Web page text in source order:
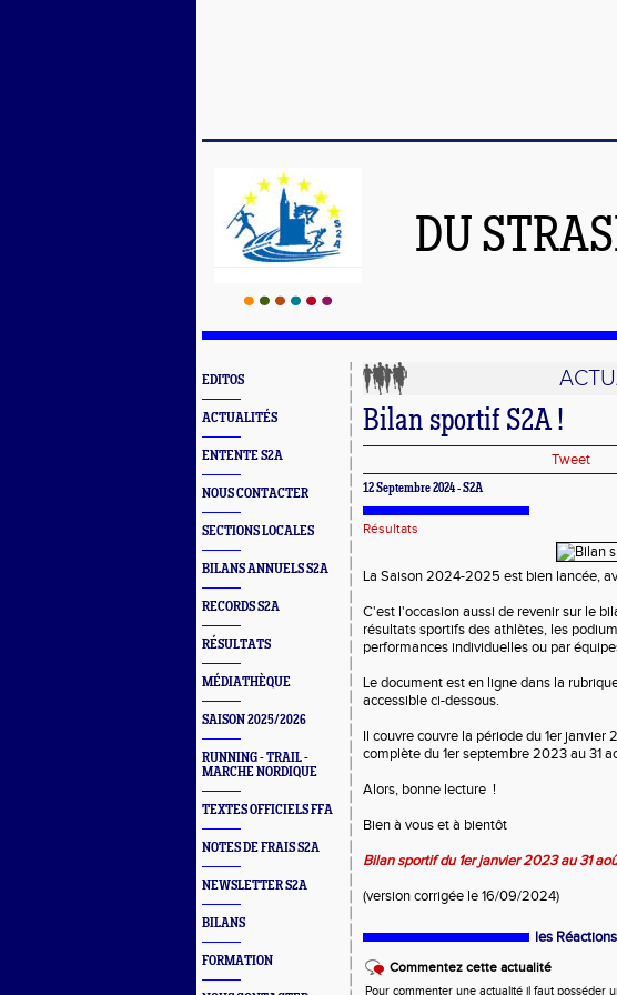
DU
EDITOS
ACTUALITÉS
ENTENTE S2A
NOUS CONTACTER
SECTIONS LOCALES
BILANS ANNUELS S2A
RECORDS S2A
RÉSULTATS
MÉDIATHÈQUE
SAISON 2025/2026
RUNNING - TRAIL -
MARCHE NORDIQUE
TEXTES OFFICIELS FFA
NOTES DE FRAIS S2A
NEWSLETTER S2A
BILANS
FORMATION
Bilan sportif S2A !
Tweet
12 Septembre 2024 - S2A
Résultats
La Saison 2024-2025 est bien lancée,
C'est l'occasion aussi de revenir sur le
résultats sportifs des athlètes, les
performances individuelles ou par
Le document est en ligne dans la
accessible ci-dessous.
Il couvre couvre la période du 1er
complète du 1er septembre 2023 au 31
Alors, bonne lecture !
Bien à vous et à bientôt
Bilan sportif du 1er janvier 2023 au 31
(version corrigée le 16/09/2024)
les Réactions
Commentez cette actualité
Pour commenter une actualité il faut posséder